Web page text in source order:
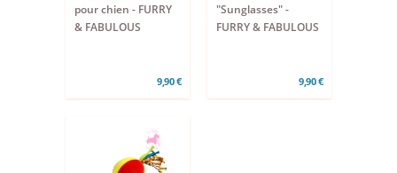
pour chien - FURRY
& FABULOUS
9,90 €
"Sunglasses" -
FURRY & FABULOUS
9,90 €